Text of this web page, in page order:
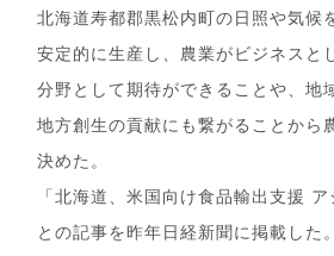
北海道寿都郡黒松内町の日照や気候
安定的に生産し、農業がビジネスと
分野として期待ができることや、地
地方創生の貢献にも繋がることから
決めた。
「北海道、米国向け食品輸出支援 ア
との記事を昨年日経新聞に掲載した。